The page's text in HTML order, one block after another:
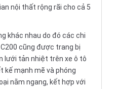
nội thất rộng rãi cho cả 5
khác nhau do đó các chi
cũng được trang bị
lưới tản nhiệt trên xe ô tô
kế mạnh mẽ và phóng
nằm ngang, kết hợp với